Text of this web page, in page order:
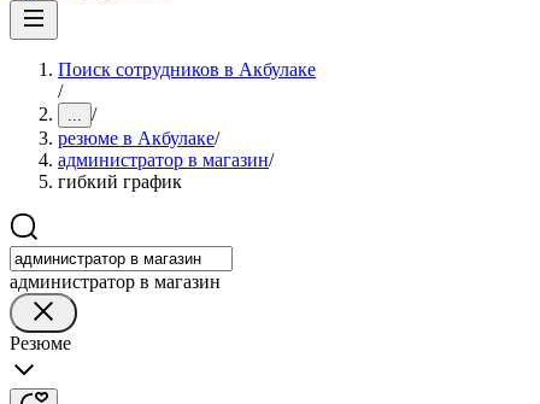
Поиск сотрудников в Акбулаке
/
... /
резюме в Акбулаке/
администратор в магазин/
гибкий график
администратор в магазин
Резюме